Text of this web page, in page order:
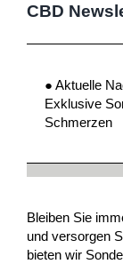
CBD
● Aktuelle
Exklusive
Schmerzen
Bleiben Sie
und versorgen
bieten wir